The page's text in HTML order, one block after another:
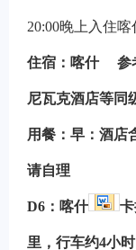
20:00晚上入住喀
住宿 ： 喀什 参
尼瓦克酒店等同
用餐：早：酒
请自理
D6 ： 喀什
里，行车约4小时